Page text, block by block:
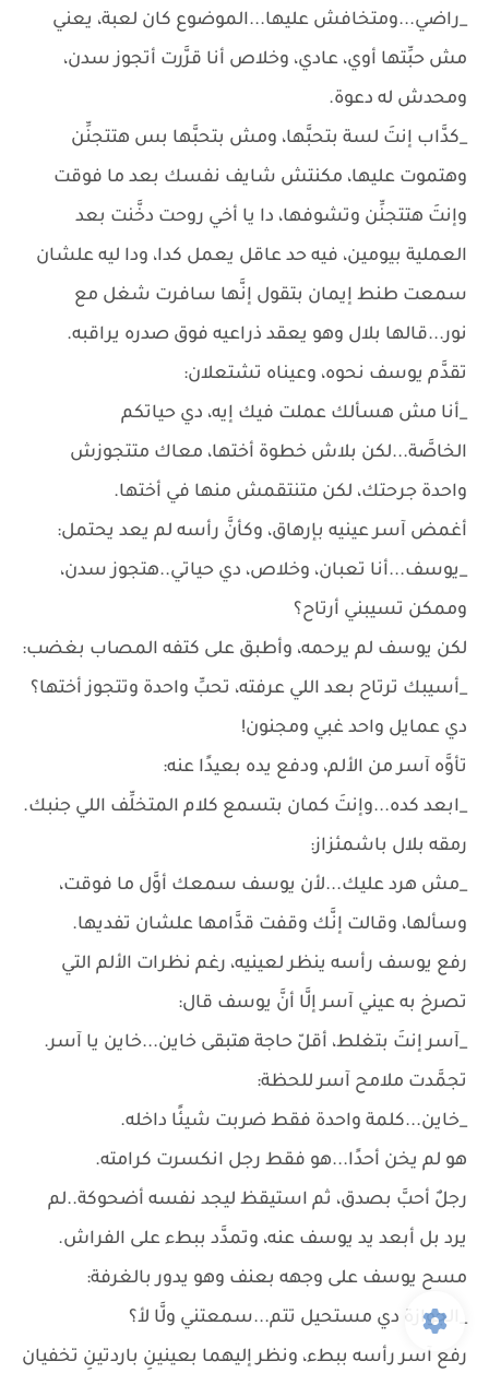
_راضي...ومتخافش عليها...الموضوع كان لعبة، يعني
مش حبِّتها أوي، عادي، وخلاص أنا قرَّرت أتجوز سدن،
ومحدش له دعوة.
_كدَّاب إنتَ لسة بتحبَّها، ومش بتحبَّها بس هتتجنِّن
وهتموت عليها، مكنتش شايف نفسك بعد ما فوقت
وإنتَ هتتجنِّن وتشوفها، دا يا أخي روحت دخَّنت بعد
العملية بيومين، فيه حد عاقل يعمل كدا، ودا ليه علشان
سمعت طنط إيمان بتقول إنَّها سافرت شغل مع
نور...قالها بلال وهو يعقد ذراعيه فوق صدره يراقبه.
تقدَّم يوسف نحوه، وعيناه تشتعلان:
_أنا مش هسألك عملت فيك إيه، دي حياتكم
الخاصَّة...لكن بلاش خطوة أختها، معاك متتجوزش
واحدة جرحتك، لكن متنتقمش منها في أختها.
أغمض آسر عينيه بإرهاق، وكأنَّ رأسه لم يعد يحتمل:
_يوسف...أنا تعبان، وخلاص، دي حياتي..هتجوز سدن،
وممكن تسيبني أرتاح؟
لكن يوسف لم يرحمه، وأطبق على كتفه المصاب بغضب:
_أسيبك ترتاح بعد اللي عرفته، تحبِّ واحدة وتتجوز أختها؟
دي عمايل واحد غبي ومجنون!
تأوَّه آسر من الألم، ودفع يده بعيدًا عنه:
_ابعد كده...وإنتَ كمان بتسمع كلام المتخلِّف اللي جنبك.
رمقه بلال باشمئزاز:
_مش هرد عليك...لأن يوسف سمعك أوَّل ما فوقت،
وسألها، وقالت إنَّك وقفت قدَّامها علشان تفديها.
رفع يوسف رأسه ينظر لعينيه، رغم نظرات الألم التي
تصرخ به عيني آسر إلَّا أنَّ يوسف قال:
_آسر إنتَ بتغلط، أقلّ حاجة هتبقى خاين...خاين يا آسر.
تجمَّدت ملامح آسر للحظة:
_خاين...كلمة واحدة فقط ضربت شيئًا داخله.
هو لم يخن أحدًا...هو فقط رجل انكسرت كرامته.
رجلٌ أحبَّ بصدق، ثم استيقظ ليجد نفسه أضحوكة..لم
يرد بل أبعد يد يوسف عنه، وتمدَّد ببطء على الفراش.
مسح يوسف على وجهه بعنف وهو يدور بالغرفة:
_الجوازة دي مستحيل تتم...سمعتني ولَّا لأ؟
رفع آسر رأسه ببطء، ونظر إليهما بعينينِ باردتينِ تخفيان